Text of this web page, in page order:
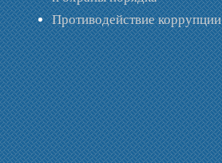
Противодействие коррупции